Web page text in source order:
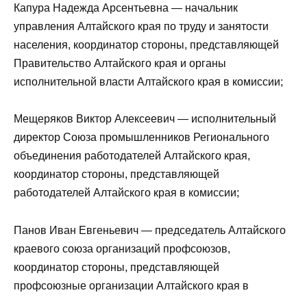
Капура Надежда Арсентьевна — начальник
управления Алтайского края по труду и занятости
населения, координатор стороны, представляющей
Правительство Алтайского края и органы
исполнительной власти Алтайского края в комиссии;
Мещеряков Виктор Алексеевич — исполнительный
директор Союза промышленников Регионального
объединения работодателей Алтайского края,
координатор стороны, представляющей
работодателей Алтайского края в комиссии;
Панов Иван Евгеньевич — председатель Алтайского
краевого союза организаций профсоюзов,
координатор стороны, представляющей
профсоюзные организации Алтайского края в